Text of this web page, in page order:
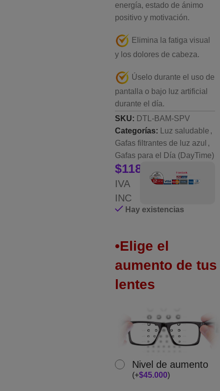
energía, estado de ánimo
positivo y motivación.
Elimina la fatiga visual
y los dolores de cabeza.
Úselo durante el uso de
pantalla o bajo luz artificial
durante el día.
SKU: DTL-BAM-SPV
Categorías:
Luz saludable ,
Gafas filtrantes de luz azul ,
Gafas para el Día (DayTime)
$118.000
IVA
INC
Hay existencias
•Elige el
aumento de tus
lentes
Nivel de aumento
(+$45.000)